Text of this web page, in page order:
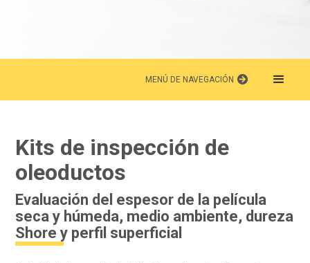
MENÚ DE NAVEGACIÓN
Kits de inspección de
oleoductos
Evaluación del espesor de la película
seca y húmeda, medio ambiente, dureza
Shore y perfil superficial